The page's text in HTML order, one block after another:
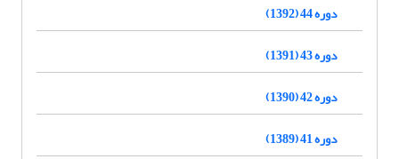
دوره 44 (1392)
دوره 43 (1391)
دوره 42 (1390)
دوره 41 (1389)